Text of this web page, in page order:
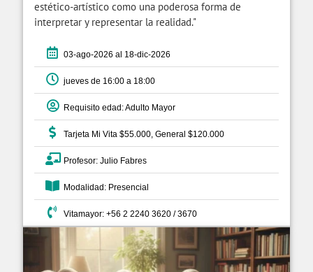
estético-artístico como una poderosa forma de
interpretar y representar la realidad."
03-ago-2026 al 18-dic-2026
jueves de 16:00 a 18:00
Requisito edad: Adulto Mayor
Tarjeta Mi Vita $55.000, General $120.000
Profesor: Julio Fabres
Modalidad: Presencial
Vitamayor: +56 2 2240 3620 / 3670